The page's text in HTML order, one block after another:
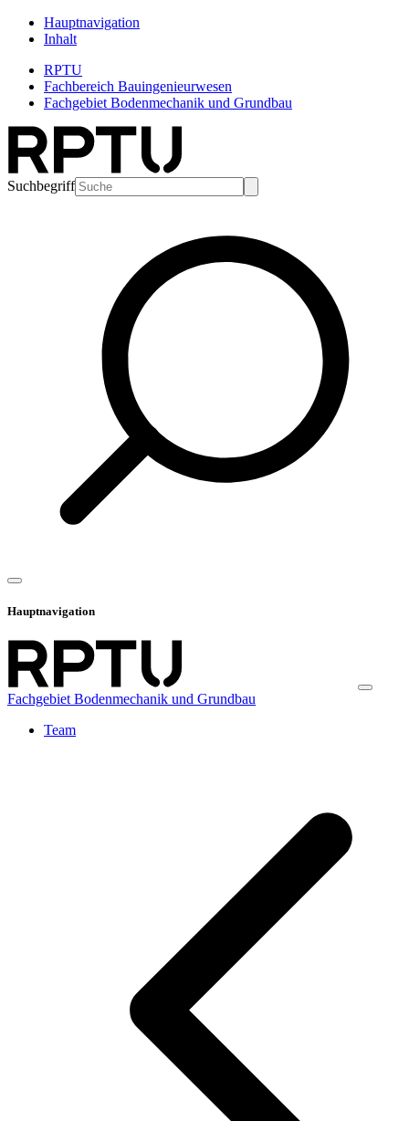
Hauptnavigation
Inhalt
RPTU
Fachbereich Bauingenieurwesen
Fachgebiet Bodenmechanik und Grundbau
Suchbegriff
Hauptnavigation
Fachgebiet Bodenmechanik und Grundbau
Team